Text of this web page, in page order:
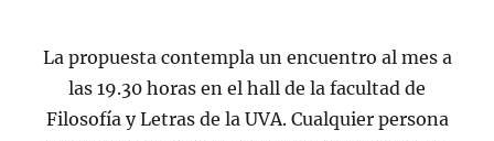
La propuesta contempla un encuentro al mes a
las 19.30 horas en el hall de la facultad de
Filosofía y Letras de la UVA. Cualquier persona